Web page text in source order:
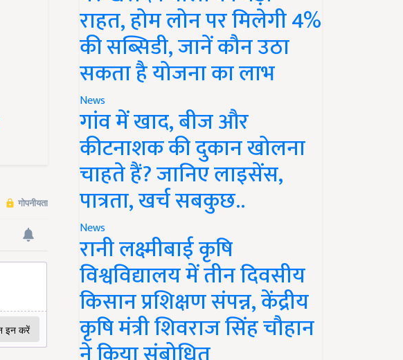
राहत, होम लोन पर मिलेगी 4%
की सब्सिडी, जानें कौन उठा
सकता है योजना का लाभ
News
गांव में खाद, बीज और
कीटनाशक की दुकान खोलना
चाहते हैं? जानिए लाइसेंस,
पात्रता, खर्च सबकुछ..
News
रानी लक्ष्मीबाई कृषि
विश्वविद्यालय में तीन दिवसीय
किसान प्रशिक्षण संपन्न, केंद्रीय
कृषि मंत्री शिवराज सिंह चौहान